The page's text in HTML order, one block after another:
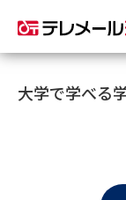
大学・短大の資
大学で学べる